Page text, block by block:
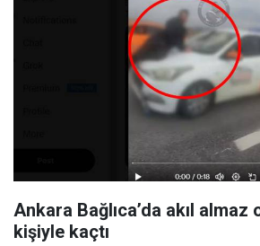
Ankara Bağlıca’da akıl almaz
kişiyle kaçtı